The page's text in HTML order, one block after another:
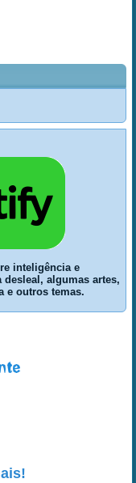
inteligência e
algumas artes,
e outros temas.